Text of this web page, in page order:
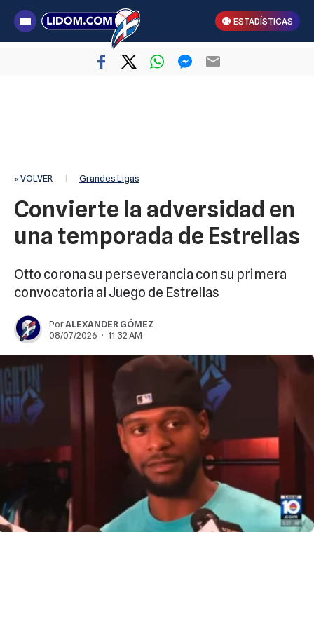
ESTADÍSTICAS
« VOLVER | Grandes Ligas
Convierte la adversidad en
una temporada de Estrellas
Otto corona su perseverancia con su primera
convocatoria al Juego de Estrellas
PorALEXANDER GÓMEZ
08/07/2026 · 11:32 AM